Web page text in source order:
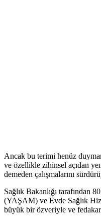
Ancak bu terimi henüz
ve özellikle zihinsel açıdan
demeden çalışmalarını
Sağlık Bakanlığı tarafından
(YAŞAM) ve Evde Sağlık
büyük bir özveriyle ve